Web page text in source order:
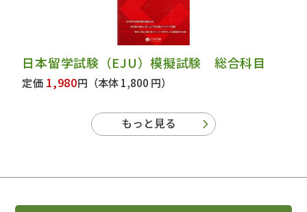
日本留学試験（EJU）模擬試験 総合科目
定価 1,980円 （本体 1,800 円）
もっと見る